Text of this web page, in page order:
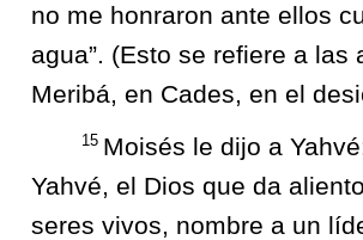
no me honraron ante ellos
agua”. (Esto se refiere a las
Meribá, en Cades, en el
15 Moisés le dijo a
Yahvé, el Dios que da
seres vivos, nombre a un